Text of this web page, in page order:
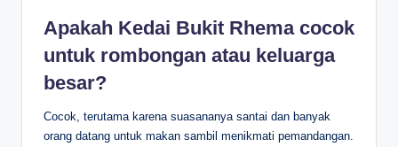
Apakah Kedai Bukit Rhema cocok
untuk rombongan atau keluarga
besar?
Cocok, terutama karena suasananya santai dan banyak
orang datang untuk makan sambil menikmati pemandangan.